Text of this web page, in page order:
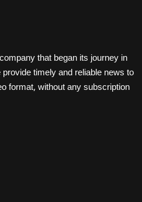
that began its journey in
timely and reliable news to
format, without any subscription